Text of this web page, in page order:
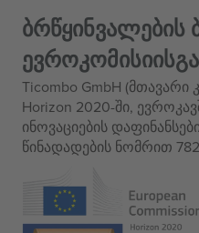
ბრწყინვალების
Ticombo GmbH (მთავარი
Horizon 2020-ში,
ინოვაციების
წინადადების ნომრით